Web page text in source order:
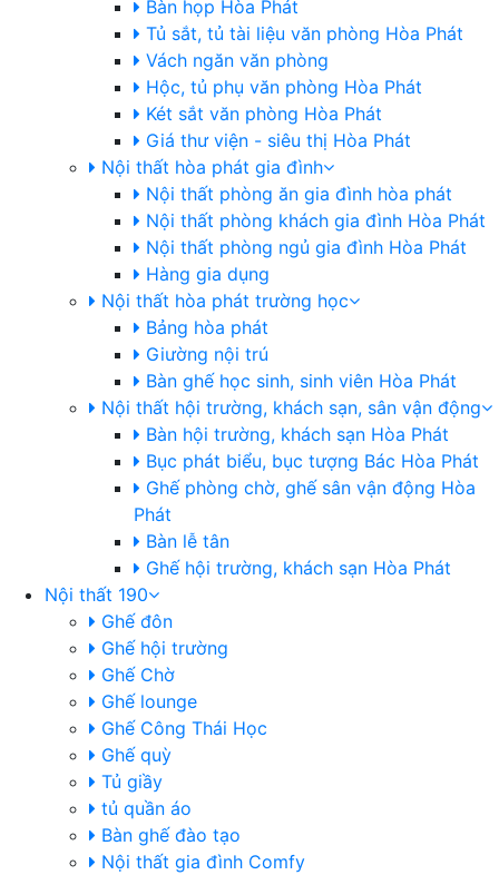
Bàn họp Hòa Phát
Tủ sắt, tủ tài liệu văn phòng Hòa Phát
Vách ngăn văn phòng
Hộc, tủ phụ văn phòng Hòa Phát
Két sắt văn phòng Hòa Phát
Giá thư viện - siêu thị Hòa Phát
Nội thất hòa phát gia đình
Nội thất phòng ăn gia đình hòa phát
Nội thất phòng khách gia đình Hòa Phát
Nội thất phòng ngủ gia đình Hòa Phát
Hàng gia dụng
Nội thất hòa phát trường học
Bảng hòa phát
Giường nội trú
Bàn ghế học sinh, sinh viên Hòa Phát
Nội thất hội trường, khách sạn, sân vận động
Bàn hội trường, khách sạn Hòa Phát
Bục phát biểu, bục tượng Bác Hòa Phát
Ghế phòng chờ, ghế sân vận động Hòa
Phát
Bàn lễ tân
Ghế hội trường, khách sạn Hòa Phát
Nội thất 190
Ghế đôn
Ghế hội trường
Ghế Chờ
Ghế lounge
Ghế Công Thái Học
Ghế quỳ
Tủ giầy
tủ quần áo
Bàn ghế đào tạo
Nội thất gia đình Comfy